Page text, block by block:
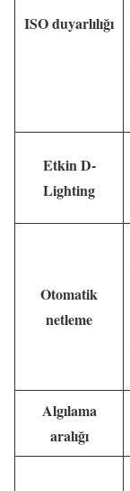
ISO duyarlılığı
Etkin D-
Lighting
Otomatik
netleme
Algılama
aralığı